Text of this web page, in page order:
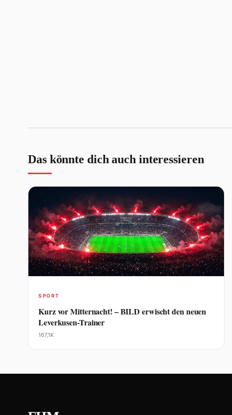
Das könnte dich auch interessieren
SPORT
Kurz vor Mitternacht! – BILD erwischt den neuen
Leverkusen-Trainer
167,1K